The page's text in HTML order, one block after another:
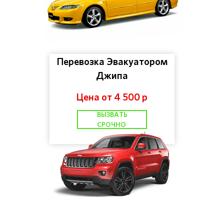
Перевозка Эвакуатором
Джипа
Цена от 4 500 р
ВЫЗВАТЬ
СРОЧНО